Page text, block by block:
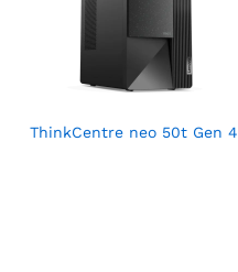
ThinkCentre neo 50t Gen 4